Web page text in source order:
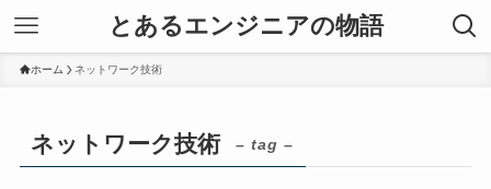
とあるエンジニアの物語
ホーム ネットワーク技術
ネットワーク技術 – tag –